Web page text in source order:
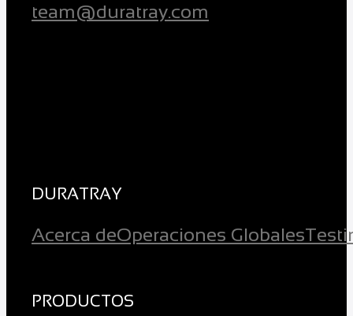
team@duratray.com
DURATRAY
Acerca deOperaciones Globales
PRODUCTOS